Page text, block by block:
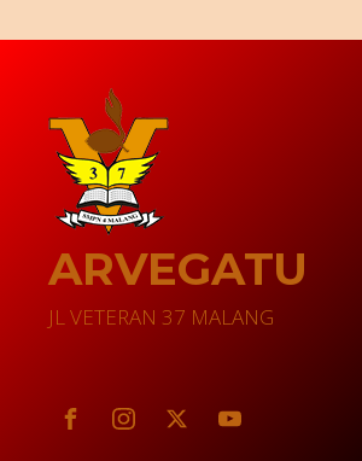
ARVEGATU
JL VETERAN 37 MALANG